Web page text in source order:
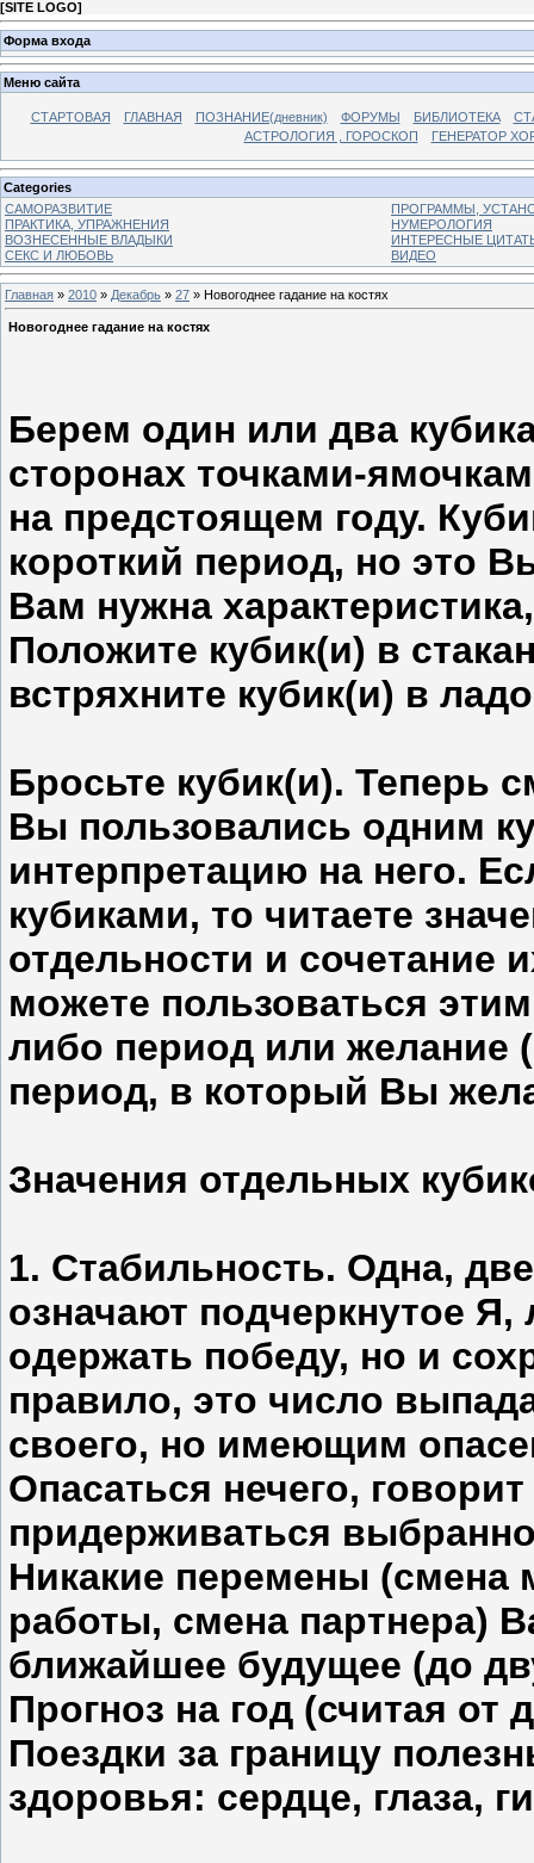
[SITE LOGO]
Форма входа
Меню сайта
СТАРТОВАЯ ГЛАВНАЯ ПОЗНАНИЕ(дневник) ФОРУМЫ БИБЛИОТЕКА
АСТРОЛОГИЯ , ГОРОСКОП
ГЕНЕРАТОР
Categories
САМОРАЗВИТИЕ
ПРОГРАММЫ,
ПРАКТИКА, УПРАЖНЕНИЯ
НУМЕРОЛОГИЯ
ВОЗНЕСЕННЫЕ ВЛАДЫКИ
ИНТЕРЕСНЫЕ
СЕКС И ЛЮБОВЬ
ВИДЕО
Главная » 2010 » Декабрь » 27 » Новогоднее гадание на костях
Новогоднее гадание на костях
Берем один или два
сторонах точками-
на предстоящем году.
короткий период, но это
Вам нужна
Положите кубик(и) в
встряхните кубик(и) в
Бросьте кубик(и). Теперь
Вы пользовались одним
интерпретацию на него.
кубиками, то читаете
отдельности и сочетание
можете пользоваться
либо период или желание
период, в который Вы
Значения отдельных
1. Стабильность. Одна,
означают подчеркнутое
одержать победу, но и
правило, это число
своего, но имеющим
Опасаться нечего,
придерживаться
Никакие перемены (смена
работы, смена партнера)
ближайшее будущее (до
Прогноз на год (считая от
Поездки за границу
здоровья: сердце, глаза,